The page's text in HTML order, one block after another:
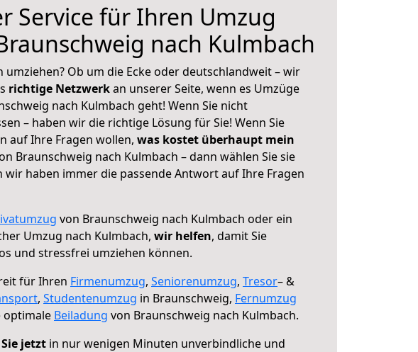
Service für Ihren Umzug
nach Kulmbach
umziehen? Ob um die Ecke oder deutschlandweit – wir
richtige Netzwerkan unserer Seite, wenn es Umzüge
nach Kulmbach geht! Wenn Sie nicht
– haben wir die richtige Lösung für Sie! Wenn Sie
auf Ihre Fragen wollen, was kostet überhaupt mein
Braunschweig nach Kulmbach – dann wählen Sie sie
wir haben immer die passende Antwort auf Ihre Fragen
von Braunschweig nach Kulmbach oder ein
Umzug nach Kulmbach, wir helfen, damit Sie
und stressfrei umziehen können.
für Ihren Firmenumzug, Seniorenumzug, Tresor– &
, Studentenumzug in Braunschweig, Fernumzug
optimale Beiladung von Braunschweig nach Kulmbach.
jetzt in nur wenigen Minuten unverbindliche und